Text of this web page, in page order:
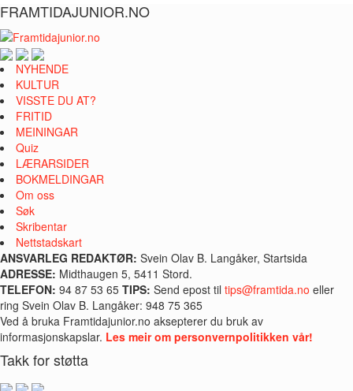
FRAMTIDAJUNIOR.NO
NYHENDE
KULTUR
VISSTE DU AT?
FRITID
MEININGAR
Quiz
LÆRARSIDER
BOKMELDINGAR
Om oss
Søk
Skribentar
Nettstadskart
ANSVARLEG REDAKTØR: Svein Olav B. Langåker, Startsida
ADRESSE: Midthaugen 5, 5411 Stord.
TELEFON: 94 87 53 65 TIPS: Send epost til tips@framtida.no eller
ring Svein Olav B. Langåker: 948 75 365
Ved å bruka Framtidajunior.no aksepterer du bruk av
informasjonskapslar. Les meir om personvernpolitikken vår!
Takk for støtta